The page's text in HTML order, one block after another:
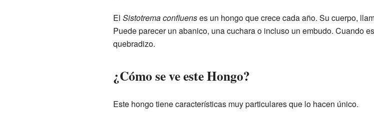
El Sistotrema confluenses un hongo que crece cada año. Su cuerpo,
Puede parecer un abanico, una cuchara o incluso un embudo. Cuando
quebradizo.
¿Cómo se ve este Hongo?
Este hongo tiene características muy particulares que lo hacen único.